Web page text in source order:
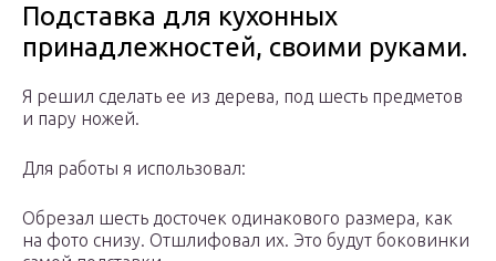
Подставка для кухонных
принадлежностей, своими руками.
Я решил сделать ее из дерева, под шесть предметов
и пару ножей.
Для работы я использовал:
Обрезал шесть досточек одинакового размера, как
на фото снизу. Отшлифовал их. Это будут боковинки